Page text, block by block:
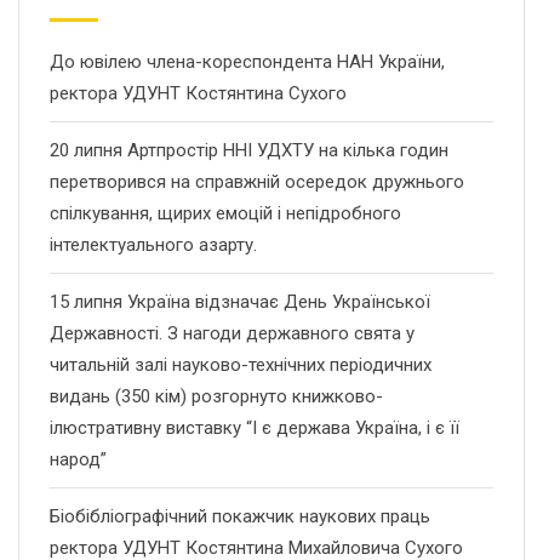
До ювілею члена-кореспондента НАН України,
ректора УДУНТ Костянтина Сухого
20 липня Артпростір ННІ УДХТУ на кілька годин
перетворився на справжній осередок дружнього
спілкування, щирих емоцій і непідробного
інтелектуального азарту.
15 липня Україна відзначає День Української
Державності. З нагоди державного свята у
читальній залі науково-технічних періодичних
видань (350 кім) розгорнуто книжково-
ілюстративну виставку “І є держава Україна, і є її
народ”
Біобібліографічний покажчик наукових праць
ректора УДУНТ Костянтина Михайловича Сухого